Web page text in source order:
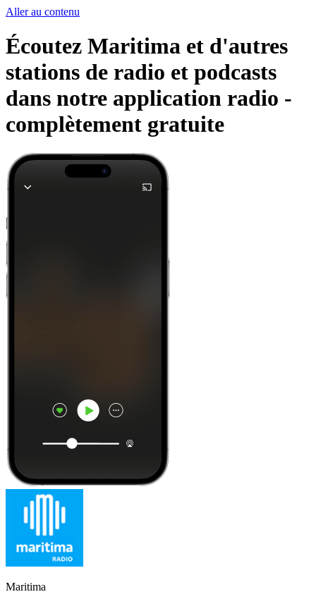
Aller au contenu
Écoutez Maritima et d'autres
stations de radio et podcasts
dans notre application radio -
complètement gratuite
Maritima